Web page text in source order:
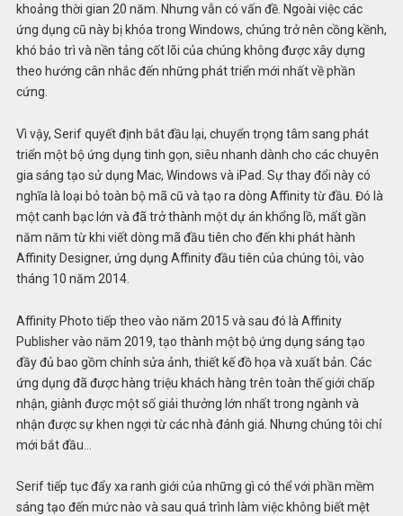
khoảng thời gian 20 năm. Nhưng vẫn có vấn đề. Ngoài việc các
ứng dụng cũ này bị khóa trong Windows, chúng trở nên cồng kềnh,
khó bảo trì và nền tảng cốt lõi của chúng không được xây dựng
theo hướng cân nhắc đến những phát triển mới nhất về phần
cứng.
Vì vậy, Serif quyết định bắt đầu lại, chuyển trọng tâm sang phát
triển một bộ ứng dụng tinh gọn, siêu nhanh dành cho các chuyên
gia sáng tạo sử dụng Mac, Windows và iPad. Sự thay đổi này có
nghĩa là loại bỏ toàn bộ mã cũ và tạo ra dòng Affinity từ đầu. Đó là
một canh bạc lớn và đã trở thành một dự án khổng lồ, mất gần
năm năm từ khi viết dòng mã đầu tiên cho đến khi phát hành
Affinity Designer, ứng dụng Affinity đầu tiên của chúng tôi, vào
tháng 10 năm 2014.
Affinity Photo tiếp theo vào năm 2015 và sau đó là Affinity
Publisher vào năm 2019, tạo thành một bộ ứng dụng sáng tạo
đầy đủ bao gồm chỉnh sửa ảnh, thiết kế đồ họa và xuất bản. Các
ứng dụng đã được hàng triệu khách hàng trên toàn thế giới chấp
nhận, giành được một số giải thưởng lớn nhất trong ngành và
nhận được sự khen ngợi từ các nhà đánh giá. Nhưng chúng tôi chỉ
mới bắt đầu…
Serif tiếp tục đẩy xa ranh giới của những gì có thể với phần mềm
sáng tạo đến mức nào và sau quá trình làm việc không biết mệt